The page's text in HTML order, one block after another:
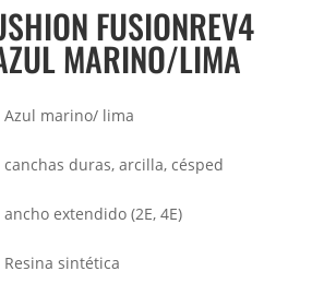
FUSIONREV4
MARINO/LIMA
Azul marino/ lima
canchas duras, arcilla, césped
ancho extendido (2E, 4E)
Resina sintética